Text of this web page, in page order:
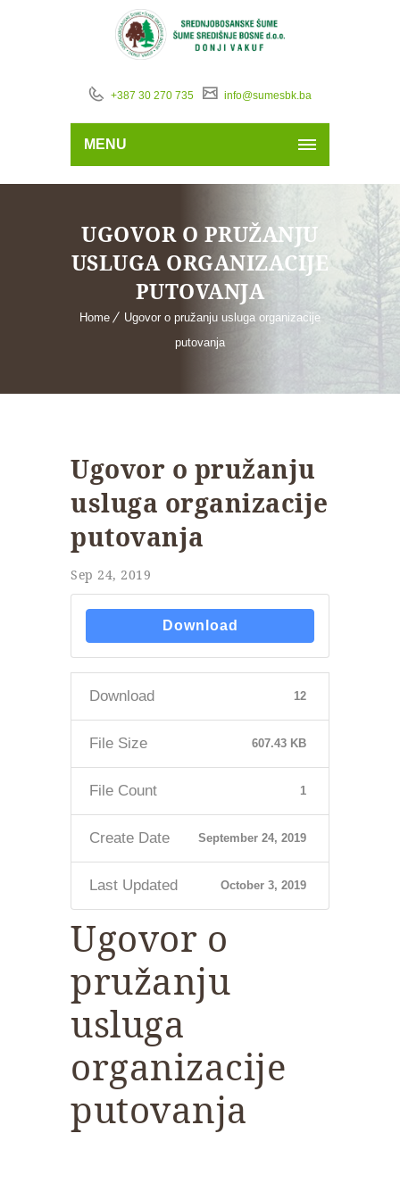
+387 30 270 735 info@sumesbk.ba
MENU
UGOVOR O PRUŽANJU
USLUGA ORGANIZACIJE
PUTOVANJA
Home
Ugovor o pružanju usluga organizacije
putovanja
Ugovor o pružanju
usluga organizacije
putovanja
Sep 24, 2019
Download
Download 12
File Size 607.43 KB
File Count 1
Create Date September 24, 2019
Last Updated October 3, 2019
Ugovor o
pružanju
usluga
organizacije
putovanja